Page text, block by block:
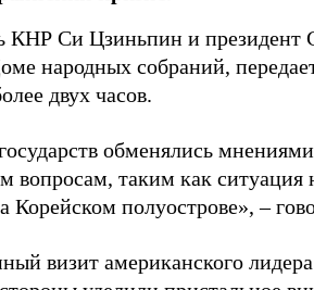
КНР Си Цзиньпин и
народных собраний,
двух часов.
обменялись
вопросам, таким как
Корейском полуострове», –
визит американского